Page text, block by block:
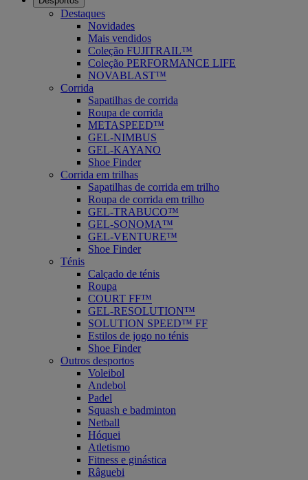
Destaques
Novidades
Mais vendidos
Coleção FUJITRAIL™
Coleção PERFORMANCE LIFE
NOVABLAST™
Corrida
Sapatilhas de corrida
Roupa de corrida
METASPEED™
GEL-NIMBUS
GEL-KAYANO
Shoe Finder
Corrida em trilhas
Sapatilhas de corrida em trilho
Roupa de corrida em trilho
GEL-TRABUCO™
GEL-SONOMA™
GEL-VENTURE™
Shoe Finder
Ténis
Calçado de ténis
Roupa
COURT FF™
GEL-RESOLUTION™
SOLUTION SPEED™ FF
Estilos de jogo no ténis
Shoe Finder
Outros desportos
Voleibol
Andebol
Padel
Squash e badminton
Netball
Hóquei
Atletismo
Fitness e ginástica
Râguebi